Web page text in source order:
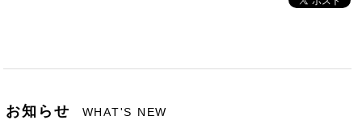
お知らせ WHAT'S NEW